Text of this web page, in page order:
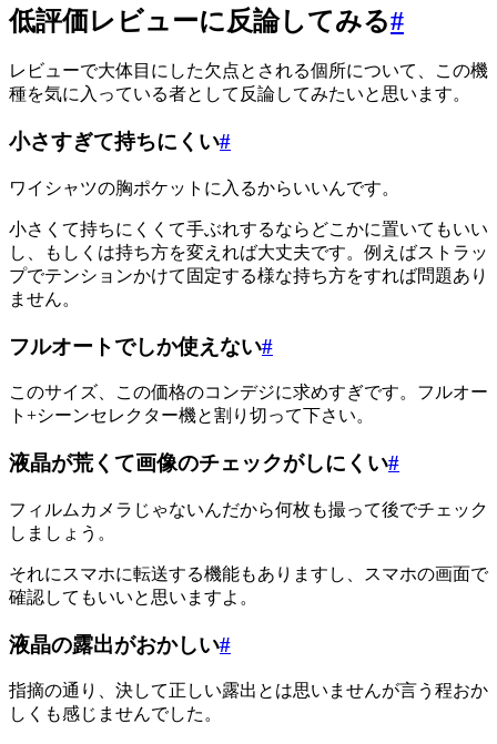
低評価レビューに反論してみる#
レビューで大体目にした欠点とされる個所について、この機
種を気に入っている者として反論してみたいと思います。
小さすぎて持ちにくい#
ワイシャツの胸ポケットに入るからいいんです。
小さくて持ちにくくて手ぶれするならどこかに置いてもいい
し、もしくは持ち方を変えれば大丈夫です。例えばストラッ
プでテンションかけて固定する様な持ち方をすれば問題あり
ません。
フルオートでしか使えない#
このサイズ、この価格のコンデジに求めすぎです。フルオー
ト+シーンセレクター機と割り切って下さい。
液晶が荒くて画像のチェックがしにくい#
フィルムカメラじゃないんだから何枚も撮って後でチェック
しましょう。
それにスマホに転送する機能もありますし、スマホの画面で
確認してもいいと思いますよ。
液晶の露出がおかしい#
指摘の通り、決して正しい露出とは思いませんが言う程おか
しくも感じませんでした。